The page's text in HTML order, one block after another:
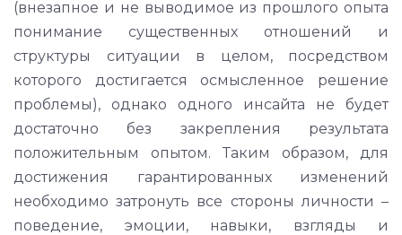
(внезапное и не выводимое из прошлого опыта
понимание существенных отношений и
структуры ситуации в целом, посредством
которого достигается осмысленное решение
проблемы), однако одного инсайта не будет
достаточно без закрепления результата
положительным опытом. Таким образом, для
достижения гарантированных изменений
необходимо затронуть все стороны личности –
поведение, эмоции, навыки, взгляды и